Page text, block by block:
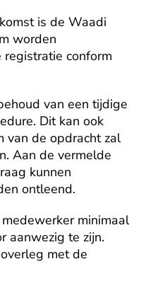
is de Waadi
worden
conform
van een tijdige
Dit kan ook
van de opdracht zal
Aan de vermelde
kunnen
ontleend.
minimaal
aanwezig te zijn.
met de